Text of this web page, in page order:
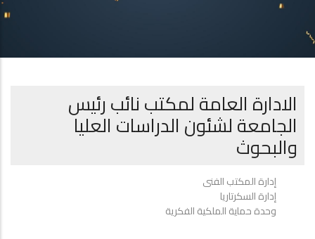
الادارة العامة لمكتب نائب رئيس
الجامعة لشئون الدراسات العليا
والبحوث
إدارة المكتب الفنى
إدارة السكرتاريا
وحدة حماية الملكية الفكرية